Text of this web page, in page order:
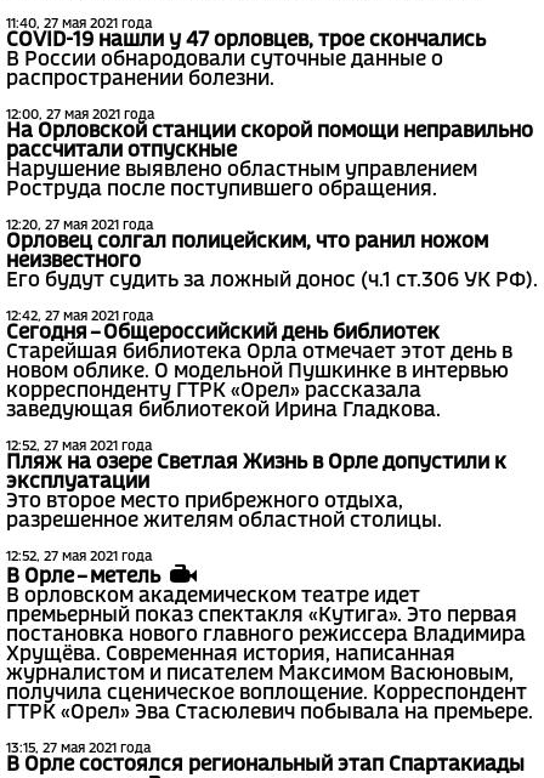
11:40, 27 мая 2021 года
COVID-19 нашли у 47 орловцев, трое скончались
В России обнародовали суточные данные о
распространении болезни.
12:00, 27 мая 2021 года
На Орловской станции скорой помощи неправильно
рассчитали отпускные
Нарушение выявлено областным управлением
Роструда после поступившего обращения.
12:20, 27 мая 2021 года
Орловец солгал полицейским, что ранил ножом
неизвестного
Его будут судить за ложный донос (ч.1 ст.306 УК РФ).
12:42, 27 мая 2021 года
Сегодня – Общероссийский день библиотек
Старейшая библиотека Орла отмечает этот день в
новом облике. О модельной Пушкинке в интервью
корреспонденту ГТРК «Орел» рассказала
заведующая библиотекой Ирина Гладкова.
12:52, 27 мая 2021 года
Пляж на озере Светлая Жизнь в Орле допустили к
эксплуатации
Это второе место прибрежного отдыха,
разрешенное жителям областной столицы.
12:52, 27 мая 2021 года
В Орле – метель
В орловском академическом театре идет
премьерный показ спектакля «Кутига». Это первая
постановка нового главного режиссера Владимира
Хрущёва. Современная история, написанная
журналистом и писателем Максимом Васюновым,
получила сценическое воплощение. Корреспондент
ГТРК «Орел» Эва Стасюлевич побывала на премьере.
13:15, 27 мая 2021 года
В Орле состоялся региональный этап Спартакиады